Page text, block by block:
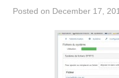
Posted on December 17,